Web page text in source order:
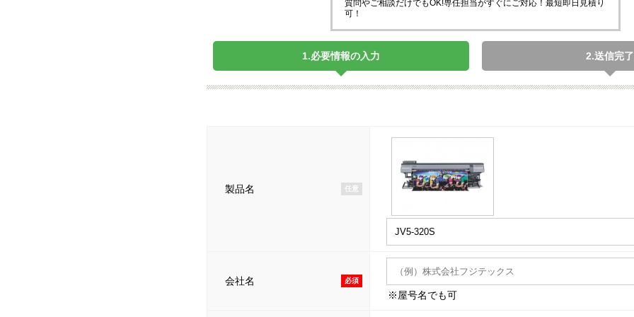
質問やご相談だけでもOK!専任担当がすぐにご対応！最短即日見積り
可！
1.必要情報の入力 2.送信完了
製品名 任意
会社名 必須
※屋号名でも可